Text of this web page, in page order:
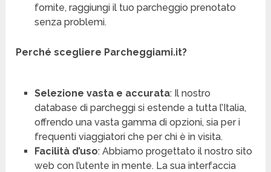
fornite, raggiungi il tuo parcheggio prenotato
senza problemi.
Perché scegliere Parcheggiami.it?
Selezione vasta e accurata: Il nostro
database di parcheggi si estende a tutta l’Italia,
offrendo una vasta gamma di opzioni, sia per i
frequenti viaggiatori che per chi è in visita.
Facilità d’uso: Abbiamo progettato il nostro sito
web con l’utente in mente. La sua interfaccia